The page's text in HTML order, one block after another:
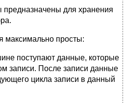
предназначены для хранения
максимально просты:
поступают данные, которые
записи. После записи данные
цикла записи в данный